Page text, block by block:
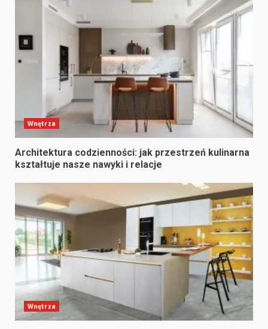
Wnętrza
Architektura codzienności: jak przestrzeń kulinarna
kształtuje nasze nawyki i relacje
Wnętrza